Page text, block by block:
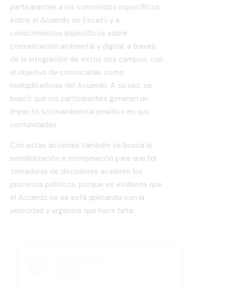
participantes a los contenidos específicos
sobre el Acuerdo de Escazú y a
conocimientos específicos sobre
comunicación ambiental y digital, a través
de la integración de estos dos campos, con
el objetivo de convocarlas como
multiplicadoras del Acuerdo. A su vez, se
buscó que los participantes generen un
impacto socioambiental positivo en sus
comunidades.
Con estas acciones también se busca la
sensibilización e interpelación para que lxs
tomadorxs de decisiones aceleren los
procesos políticos, porque es evidente que
el Acuerdo no se está aplicando con la
velocidad y urgencia que hace falta.